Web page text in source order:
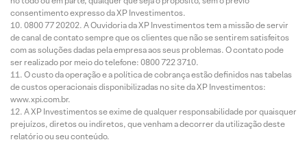
consentimento expresso da XP Investimentos.
0800 77 20202. A Ouvidoria da XP Investimentos tem a missão de servir
de canal de contato sempre que os clientes que não se sentirem satisfeitos
com as soluções dadas pela empresa aos seus problemas. O contato pode
ser realizado por meio do telefone: 0800 722 3710.
O custo da operação e a política de cobrança estão definidos nas tabelas
de custos operacionais disponibilizadas no site da XP Investimentos:
www.xpi.com.br.
A XP Investimentos se exime de qualquer responsabilidade por quaisquer
prejuízos, diretos ou indiretos, que venham a decorrer da utilização deste
relatório ou seu conteúdo.